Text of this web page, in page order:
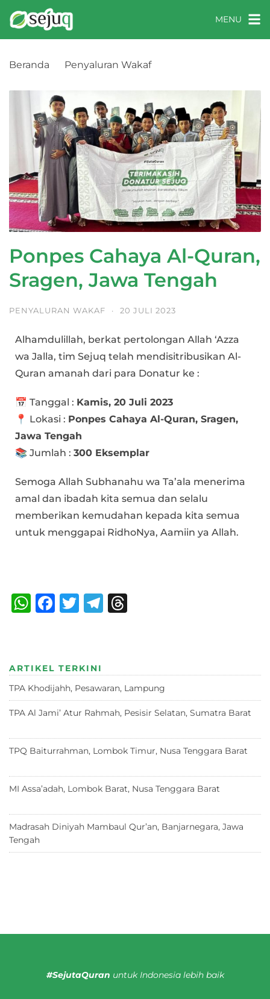
MENU
Beranda
Penyaluran Wakaf
Ponpes Cahaya Al-Quran,
Sragen, Jawa Tengah
PENYALURAN WAKAF · 20 JULI 2023
Alhamdulillah, berkat pertolongan Allah ‘Azza
wa Jalla, tim Sejuq telah mendisitribusikan Al-
Quran amanah dari para Donatur ke :
📅 Tanggal : Kamis, 20 Juli 2023
📍 Lokasi : Ponpes Cahaya Al-Quran, Sragen,
Jawa Tengah
📚 Jumlah : 300 Eksemplar
Semoga Allah Subhanahu wa Ta’ala menerima
amal dan ibadah kita semua dan selalu
memberikan kemudahan kepada kita semua
untuk menggapai RidhoNya, Aamiin ya Allah.
W
s
A
p
p
F
e
b
o
o
k
T
te
r
T
ra
m
d
s
ARTIKEL TERKINI
TPA Khodijahh, Pesawaran, Lampung
TPA Al Jami’ Atur Rahmah, Pesisir Selatan, Sumatra Barat
TPQ Baiturrahman, Lombok Timur, Nusa Tenggara Barat
MI Assa’adah, Lombok Barat, Nusa Tenggara Barat
Madrasah Diniyah Mambaul Qur’an, Banjarnegara, Jawa
Tengah
#SejutaQuran untuk Indonesia lebih baik